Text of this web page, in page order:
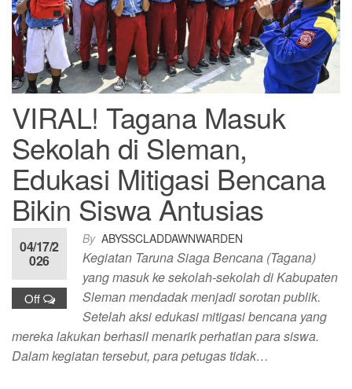
VIRAL! Tagana Masuk
Sekolah di Sleman,
Edukasi Mitigasi Bencana
Bikin Siswa Antusias
By ABYSSCLADDAWNWARDEN
04/17/2
026
Off
Kegiatan Taruna Siaga Bencana (Tagana)
yang masuk ke sekolah-sekolah di Kabupaten
Sleman mendadak menjadi sorotan publik.
Setelah aksi edukasi mitigasi bencana yang
mereka lakukan berhasil menarik perhatian para siswa.
Dalam kegiatan tersebut, para petugas tidak…